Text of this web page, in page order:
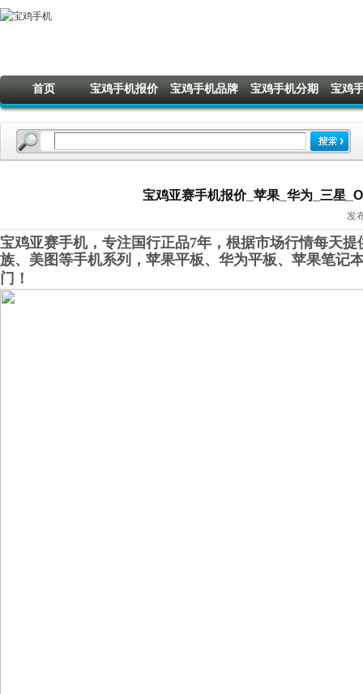
首页 宝鸡手机报价 宝鸡手机品牌 宝鸡手机分期 宝鸡
宝鸡亚赛手机报价_苹果_华为_三星
发
宝鸡亚赛手机，专注国行正品7年，根据市场行情每天
族、美图等手机系列，苹果平板、华为平板、苹果笔记
门！